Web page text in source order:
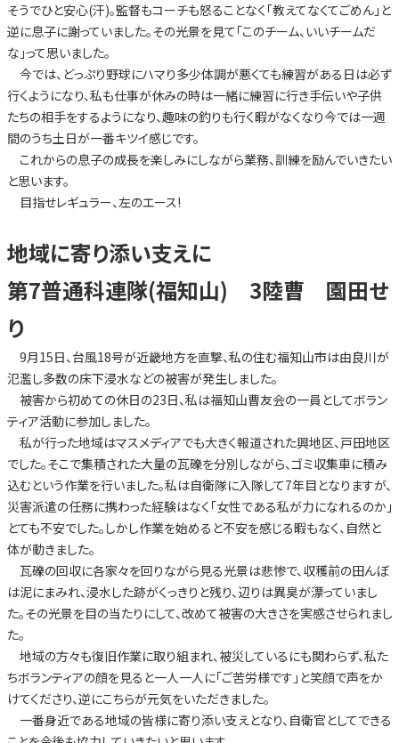
そうでひと安心(汗)。監督もコーチも怒ることなく「教えてなくてごめん」と
逆に息子に謝っていました。その光景を見て「このチーム、いいチームだ
な」って思いました。
今では、どっぷり野球にハマり多少体調が悪くても練習がある日は必ず
行くようになり、私も仕事が休みの時は一緒に練習に行き手伝いや子供
たちの相手をするようになり、趣味の釣りも行く暇がなくなり今では一週
間のうち土日が一番キツイ感じです。
これからの息子の成長を楽しみにしながら業務、訓練を励んでいきたい
と思います。
目指せレギュラー、左のエース!
地域に寄り添い支えに
第7普通科連隊(福知山) 3陸曹 園田せ
り
9月15日、台風18号が近畿地方を直撃、私の住む福知山市は由良川が
氾濫し多数の床下浸水などの被害が発生しました。
被害から初めての休日の23日、私は福知山曹友会の一員としてボラン
ティア活動に参加しました。
私が行った地域はマスメディアでも大きく報道された興地区、戸田地区
でした。そこで集積された大量の瓦礫を分別しながら、ゴミ収集車に積み
込むという作業を行いました。私は自衛隊に入隊して7年目となりますが、
災害派遣の任務に携わった経験はなく「女性である私が力になれるのか」
とても不安でした。しかし作業を始めると不安を感じる暇もなく、自然と
体が動きました。
瓦礫の回収に各家々を回りながら見る光景は悲惨で、収穫前の田んぼ
は泥にまみれ、浸水した跡がくっきりと残り、辺りは異臭が漂っていまし
た。その光景を目の当たりにして、改めて被害の大きさを実感させられまし
た。
地域の方々も復旧作業に取り組まれ、被災しているにも関わらず、私た
ちボランティアの顔を見ると一人一人に「ご苦労様です」と笑顔で声をか
けてくださり、逆にこちらが元気をいただきました。
一番身近である地域の皆様に寄り添い支えとなり、自衛官としてできる